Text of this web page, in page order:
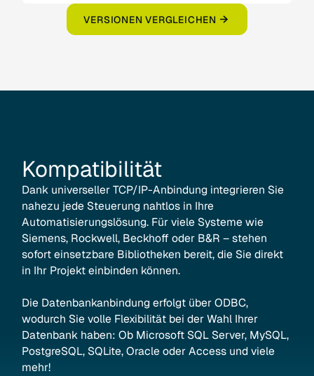
VERSIONEN VERGLEICHEN
Kompatibilität
Dank universeller TCP/IP-Anbindung integrieren Sie
nahezu jede Steuerung nahtlos in Ihre
Automatisierungslösung. Für viele Systeme wie
Siemens, Rockwell, Beckhoff oder B&R – stehen
sofort einsetzbare Bibliotheken bereit, die Sie direkt
in Ihr Projekt einbinden können.
Die Datenbankanbindung erfolgt über ODBC,
wodurch Sie volle Flexibilität bei der Wahl Ihrer
Datenbank haben: Ob Microsoft SQL Server, MySQL,
PostgreSQL, SQLite, Oracle oder Access und viele
mehr!